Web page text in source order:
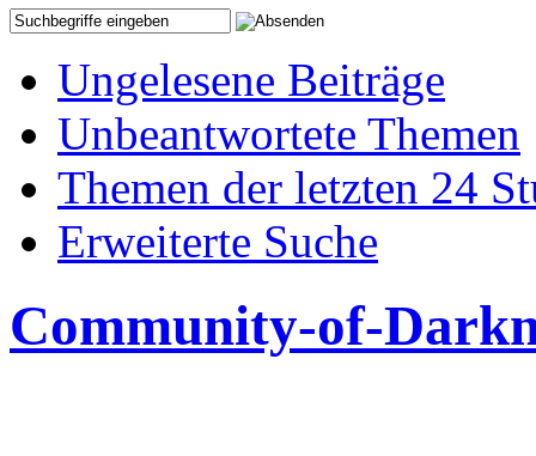
Ungelesene Beiträge
Unbeantwortete Themen
Themen der letzten 24
Erweiterte Suche
Community-of-